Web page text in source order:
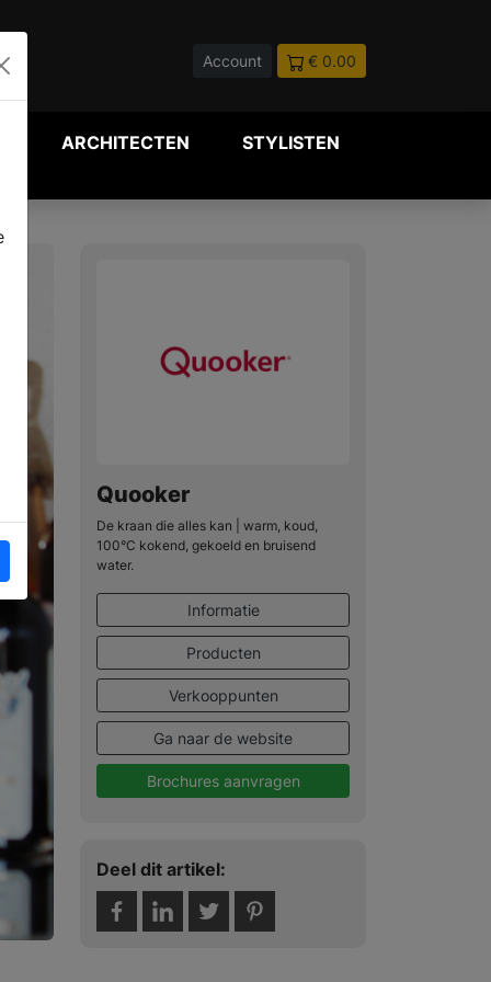
Account € 0.00
ARCHITECTEN STYLISTEN
Quooker
De kraan die alles kan | warm, koud,
100°C kokend, gekoeld en bruisend
water.
Informatie
Producten
Verkooppunten
Ga naar de website
Brochures aanvragen
Deel dit artikel: